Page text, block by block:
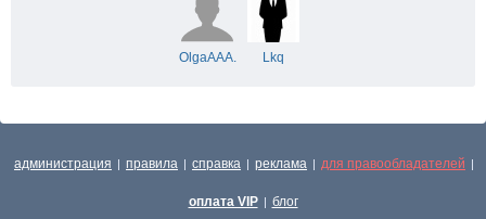
OlgaAAA. Lkq
администрация | правила | справка | реклама | для правообладателей |
оплата VIP | блог